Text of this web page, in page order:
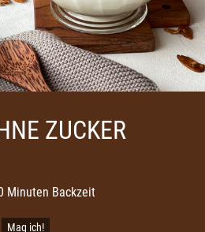
ZUCKER
Minuten Backzeit
Mag ich!